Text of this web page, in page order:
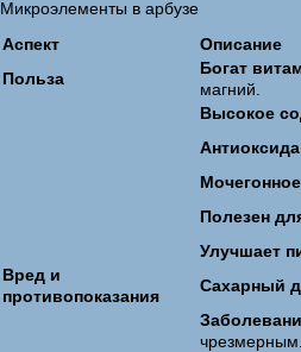
Микроэлементы в арбузе
Аспект
Описание
Польза
Богат
магний.
Высокое
Полезен
Улучшает
Вред и
противопоказания
Сахарный
чрезмерным.